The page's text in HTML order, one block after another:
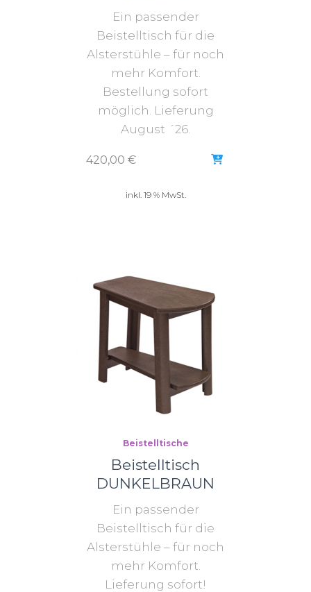
Ein passender
Beistelltisch für die
Alsterstühle – für noch
mehr Komfort.
Bestellung sofort
möglich. Lieferung
August ´26.
420,00 €
inkl. 19 % MwSt.
Beistelltische
Beistelltisch
DUNKELBRAUN
Ein passender
Beistelltisch für die
Alsterstühle – für noch
mehr Komfort.
Lieferung sofort!